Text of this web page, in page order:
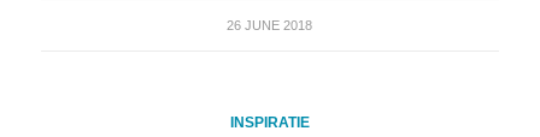
26 JUNE 2018
INSPIRATIE